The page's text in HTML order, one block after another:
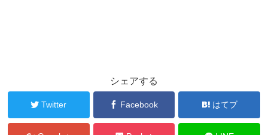
シェアする
Twitter Facebook はてブ